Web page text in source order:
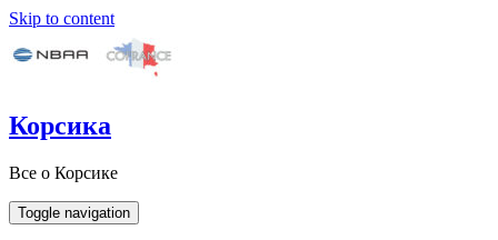
Skip to content
Корсика
Все о Корсике
Toggle navigation